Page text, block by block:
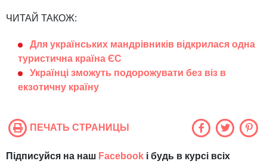
ЧИТАЙ ТАКОЖ:
Для українських мандрівників відкрилася одна
туристична країна ЄС
Українці зможуть подорожувати без віз в
екзотичну країну
ПЕЧАТЬ СТРАНИЦЫ
Підписуйся на наш Facebook і будь в курсі всіх